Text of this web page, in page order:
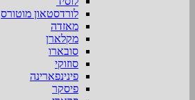
לורדסטאון מוטורס
מאזדה
מקלארן
סובארו
סוזוקי
פינינפארינה
פיסקר